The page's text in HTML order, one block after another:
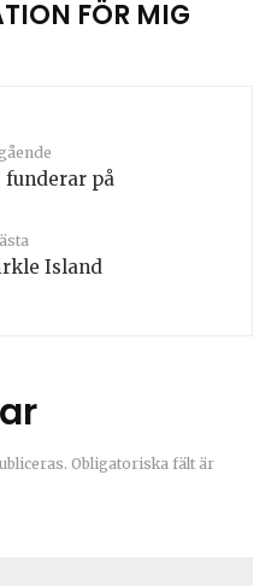
FÖR MIG
funderar på
Island
Obligatoriska fält är